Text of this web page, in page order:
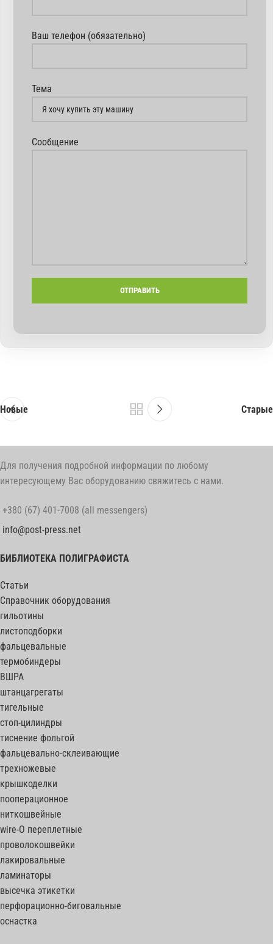
Ваш телефон (обязательно)
Тема
Сообщение
Новые Старые
Для получения подробной информации по любому
интересующему Вас оборудованию свяжитесь с нами.
+380 (67) 401-7008 (all messengers)
info@post-press.net
БИБЛИОТЕКА ПОЛИГРАФИСТА
Статьи
Справочник оборудования
гильотины
листоподборки
фальцевальные
термобиндеры
ВШРА
штанцагрегаты
тигельные
стоп-цилиндры
тиснение фольгой
фальцевально-склеивающие
трехножевые
крышкоделки
пооперационное
ниткошвейные
wire-O переплетные
проволокошвейки
лакировальные
ламинаторы
высечка этикетки
перфорационно-биговальные
оснастка